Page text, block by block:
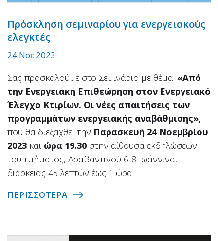
Πρόσκληση σεμιναρίου για ενεργειακούς
ελεγκτές
24 Νοε 2023
Σας προσκαλούμε στο Σεμινάριο με θέμα: «Από
την Ενεργειακή Επιθεώρηση στον Ενεργειακό
Έλεγχο Κτιρίων. Οι νέες απαιτήσεις των
προγραμμάτων ενεργειακής αναβάθμισης»,
που θα διεξαχθεί την Παρασκευή 24 Νοεμβρίου
2023 και ώρα 19.30 στην αίθουσα εκδηλώσεων
του τμήματος, Αραβαντινού 6-8 Ιωάννινα,
διάρκειας 45 λεπτών έως 1 ώρα.
ΠΕΡΙΣΣΟΤΕΡΑ